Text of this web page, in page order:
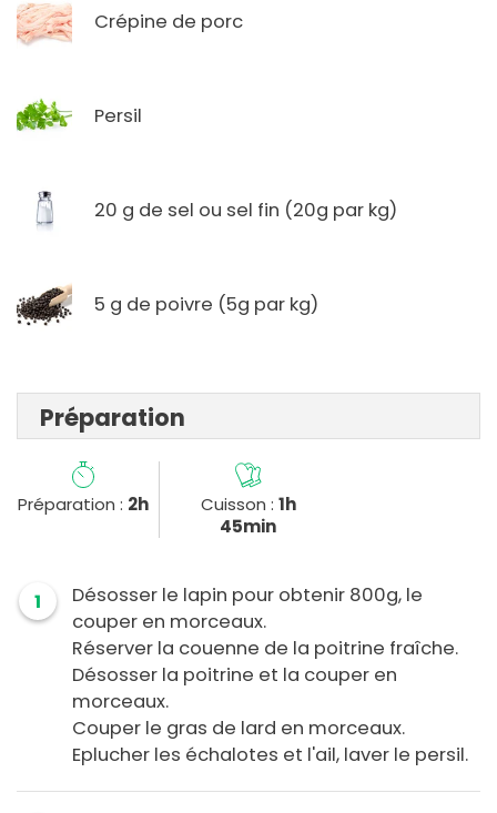
Crépine de porc
Persil
20 g de sel ou sel fin (20g par kg)
5 g de poivre (5g par kg)
Préparation
Préparation : 2h Cuisson : 1h
45min
1
Désosser le lapin pour obtenir 800g, le
couper en morceaux.
Réserver la couenne de la poitrine fraîche.
Désosser la poitrine et la couper en
morceaux.
Couper le gras de lard en morceaux.
Eplucher les échalotes et l'ail, laver le persil.